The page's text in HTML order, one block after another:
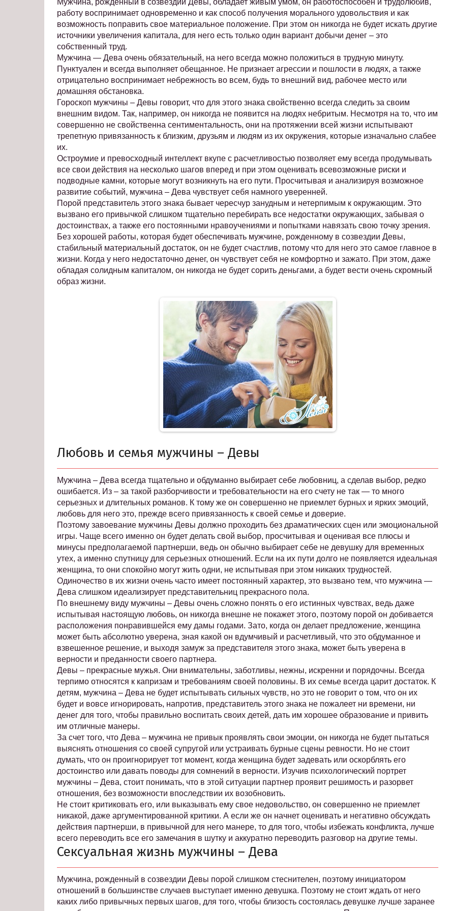
Мужчина, рожденный в созвездии Девы, обладает живым умом, он работоспособен и трудолюбив,
работу воспринимает одновременно и как способ получения морального удовольствия и как
возможность поправить свое материальное положение. При этом он никогда не будет искать другие
источники увеличения капитала, для него есть только один вариант добычи денег – это
собственный труд.
Мужчина — Дева очень обязательный, на него всегда можно положиться в трудную минуту.
Пунктуален и всегда выполняет обещанное. Не признает агрессии и пошлости в людях, а также
отрицательно воспринимает небрежность во всем, будь то внешний вид, рабочее место или
домашняя обстановка.
Гороскоп мужчины – Девы говорит, что для этого знака свойственно всегда следить за своим
внешним видом. Так, например, он никогда не появится на людях небритым. Несмотря на то, что им
совершенно не свойственна сентиментальность, они на протяжении всей жизни испытывают
трепетную привязанность к близким, друзьям и людям из их окружения, которые изначально слабее
их.
Остроумие и превосходный интеллект вкупе с расчетливостью позволяет ему всегда продумывать
все свои действия на несколько шагов вперед и при этом оценивать всевозможные риски и
подводные камни, которые могут возникнуть на его пути. Просчитывая и анализируя возможное
развитие событий, мужчина – Дева чувствует себя намного уверенней.
Порой представитель этого знака бывает чересчур занудным и нетерпимым к окружающим. Это
вызвано его привычкой слишком тщательно перебирать все недостатки окружающих, забывая о
достоинствах, а также его постоянными нравоучениями и попытками навязать свою точку зрения.
Без хорошей работы, которая будет обеспечивать мужчине, рожденному в созвездии Девы,
стабильный материальный достаток, он не будет счастлив, потому что для него это самое главное в
жизни. Когда у него недостаточно денег, он чувствует себя не комфортно и зажато. При этом, даже
обладая солидным капиталом, он никогда не будет сорить деньгами, а будет вести очень скромный
образ жизни.
Любовь и семья мужчины – Девы
Мужчина – Дева всегда тщательно и обдуманно выбирает себе любовниц, а сделав выбор, редко
ошибается. Из – за такой разборчивости и требовательности на его счету не так — то много
серьезных и длительных романов. К тому же он совершенно не приемлет бурных и ярких эмоций,
любовь для него это, прежде всего привязанность к своей семье и доверие.
Поэтому завоевание мужчины Девы должно проходить без драматических сцен или эмоциональной
игры. Чаще всего именно он будет делать свой выбор, просчитывая и оценивая все плюсы и
минусы предполагаемой партнерши, ведь он обычно выбирает себе не девушку для временных
утех, а именно спутницу для серьезных отношений. Если на их пути долго не появляется идеальная
женщина, то они спокойно могут жить одни, не испытывая при этом никаких трудностей.
Одиночество в их жизни очень часто имеет постоянный характер, это вызвано тем, что мужчина —
Дева слишком идеализирует представительниц прекрасного пола.
По внешнему виду мужчины – Девы очень сложно понять о его истинных чувствах, ведь даже
испытывая настоящую любовь, он никогда внешне не покажет этого, поэтому порой он добивается
расположения понравившейся ему дамы годами. Зато, когда он делает предложение, женщина
может быть абсолютно уверена, зная какой он вдумчивый и расчетливый, что это обдуманное и
взвешенное решение, и выходя замуж за представителя этого знака, может быть уверена в
верности и преданности своего партнера.
Девы – прекрасные мужья. Они внимательны, заботливы, нежны, искренни и порядочны. Всегда
терпимо относятся к капризам и требованиям своей половины. В их семье всегда царит достаток. К
детям, мужчина – Дева не будет испытывать сильных чувств, но это не говорит о том, что он их
будет и вовсе игнорировать, напротив, представитель этого знака не пожалеет ни времени, ни
денег для того, чтобы правильно воспитать своих детей, дать им хорошее образование и привить
им отличные манеры.
За счет того, что Дева – мужчина не привык проявлять свои эмоции, он никогда не будет пытаться
выяснять отношения со своей супругой или устраивать бурные сцены ревности. Но не стоит
думать, что он проигнорирует тот момент, когда женщина будет задевать или оскорблять его
достоинство или давать поводы для сомнений в верности. Изучив психологический портрет
мужчины – Дева, стоит понимать, что в этой ситуации партнер проявит решимость и разорвет
отношения, без возможности впоследствии их возобновить.
Не стоит критиковать его, или выказывать ему свое недовольство, он совершенно не приемлет
никакой, даже аргументированной критики. А если же он начнет оценивать и негативно обсуждать
действия партнерши, в привычной для него манере, то для того, чтобы избежать конфликта, лучше
всего переводить все его замечания в шутку и аккуратно переводить разговор на другие темы.
Сексуальная жизнь мужчины – Дева
Мужчина, рожденный в созвездии Девы порой слишком стеснителен, поэтому инициатором
отношений в большинстве случаев выступает именно девушка. Поэтому не стоит ждать от него
каких либо привычных первых шагов, для того, чтобы близость состоялась девушке лучше заранее